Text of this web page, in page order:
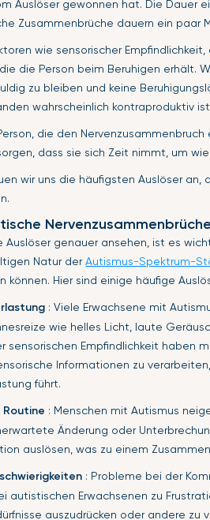
Auslöser gewonnen hat. Die Dauer
Zusammenbrüche dauern ein paar
wie sensorischer
die Person beim Beruhigen erhält.
zu bleiben und keine
wahrscheinlich kontraproduktiv
die den
dass sie sich Zeit nimmt, um
wir uns die häufigsten Auslöser
Auslöser genauer ansehen, ist es
Natur derAutismus-Spektrum-
können. Hier sind einige häufige
: Viele Erwachsene mit
wie helles Licht, laute
sensorischen Empfindlichkeit haben
Informationen zu
führt.
Routine : Menschen mit Autismus
Änderung oder
auslösen, was zu einem
: Probleme bei der
autistischen Erwachsenen zu
auszudrücken oder andere zu